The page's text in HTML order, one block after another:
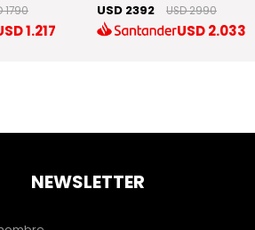
1790
1.217
USD 2392 USD 2990
USD2.033
NEWSLETTER